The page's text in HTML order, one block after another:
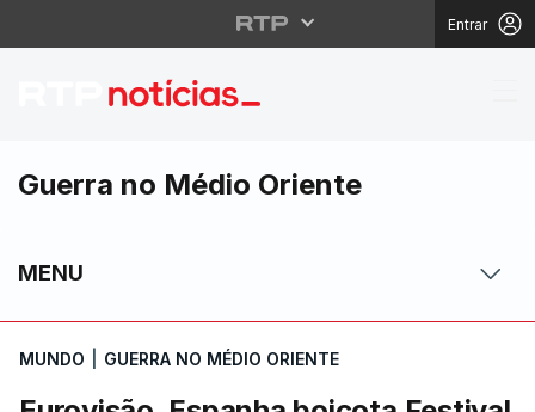
Entrar
Eurovisão. Espanha
Guerra no Médio Oriente
MENU
MUNDO GUERRA NO MÉDIO ORIENTE